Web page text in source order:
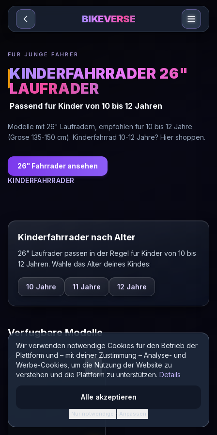
Sari la conținut
Wir verwenden notwendige Cookies für den Betrieb der
Plattform und – mit deiner Zustimmung – Analyse- und
Werbe-Cookies, um die Nutzung der Website zu
verstehen und die Plattform zu unterstützen. Details
Alle akzeptieren
Nur notwendige · Anpassen
BIKEVERSE
FUR JUNGE FAHRER
KINDERFAHRRADER 26"
LAUFRADER
Passend fur Kinder von 10 bis 12 Jahren
Modelle mit 26" Laufradern, empfohlen fur 10 bis 12 Jahre
(Grose 135-150 cm). Kinderfahrrad 10-12 Jahre? Hier shoppen.
26" Fahrrader ansehen
KINDERFAHRRADER
Kinderfahrrader nach Alter
26" Laufrader passen in der Regel fur Kinder von 10 bis
12 Jahren. Wahle das Alter deines Kindes:
10 Jahre 11 Jahre 12 Jahre
Verfugbare Modelle